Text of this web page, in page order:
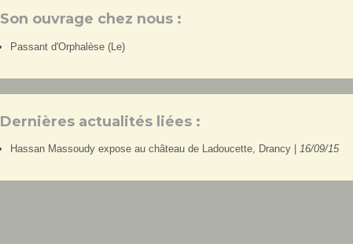
Son ouvrage chez nous :
Passant d'Orphalèse (Le)
Dernières actualités liées :
Hassan Massoudy expose au château de Ladoucette, Drancy | 16/09/15